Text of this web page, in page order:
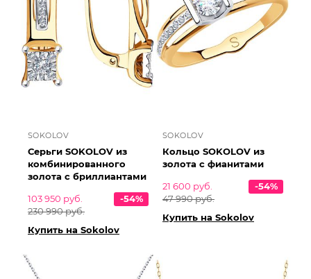
SOKOLOV
Серьги SOKOLOV из
комбинированного
золота с бриллиантами
103 950 руб.
230 990 руб.
-54%
Купить на Sokolov
SOKOLOV
Кольцо SOKOLOV из
золота с фианитами
21 600 руб.
47 990 руб.
-54%
Купить на Sokolov